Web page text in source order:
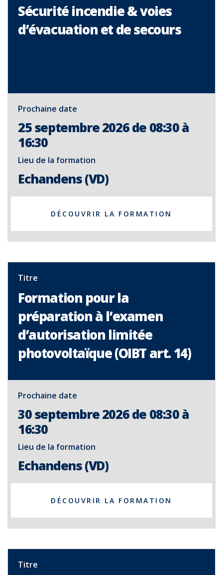
Sécurité incendie & voies
d’évacuation et de secours
Prochaine date
25 septembre 2026 de 08:30 à
16:30
Lieu de la formation
Echandens (VD)
DÉCOUVRIR LA FORMATION
Titre
Formation pour la
préparation à l’examen
d’autorisation limitée
photovoltaïque (OIBT art. 14)
Prochaine date
30 septembre 2026 de 08:30 à
16:30
Lieu de la formation
Echandens (VD)
DÉCOUVRIR LA FORMATION
Titre